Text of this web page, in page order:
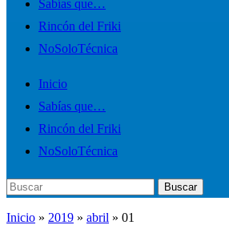
menú
móvil
Sabías que…
Rincón del Friki
NoSoloTécnica
Inicio
Sabías que…
Rincón del Friki
NoSoloTécnica
Buscar: Buscar
Inicio » 2019 » abril » 01